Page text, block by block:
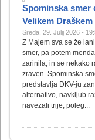
Spominska smer
Velikem
Sreda, 29. Julij 2026 -
Z Majem sva se že
smer, pa potem
zarinila, in se nekako
zraven. Spominska
predstavlja DKV-ju
alternativo, navkljub
navezali trije, poleg...